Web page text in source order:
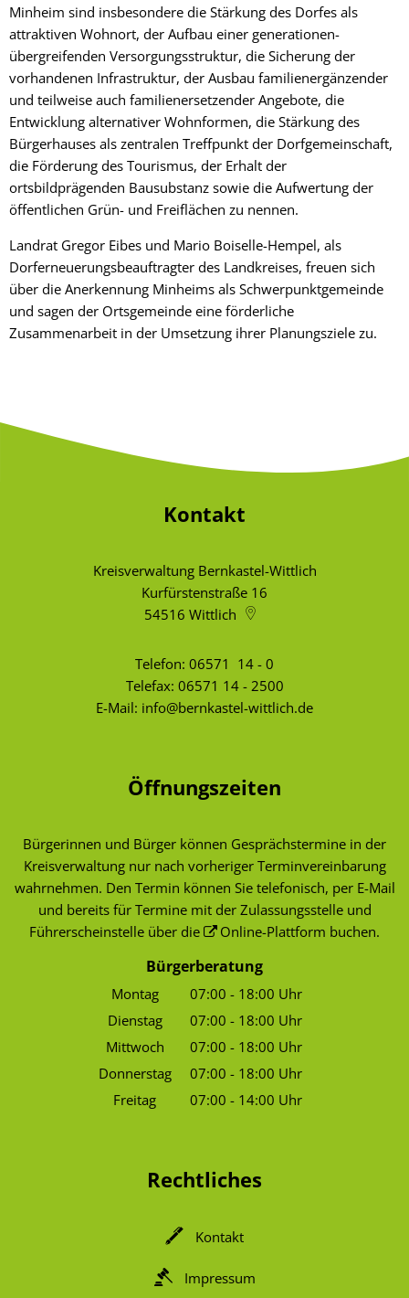
Minheim sind insbesondere die Stärkung des Dorfes als
attraktiven Wohnort, der Aufbau einer generationen-
übergreifenden Versorgungsstruktur, die Sicherung der
vorhandenen Infrastruktur, der Ausbau familienergänzender
und teilweise auch familienersetzender Angebote, die
Entwicklung alternativer Wohnformen, die Stärkung des
Bürgerhauses als zentralen Treffpunkt der Dorfgemeinschaft,
die Förderung des Tourismus, der Erhalt der
ortsbildprägenden Bausubstanz sowie die Aufwertung der
öffentlichen Grün- und Freiflächen zu nennen.
Landrat Gregor Eibes und Mario Boiselle-Hempel, als
Dorferneuerungsbeauftragter des Landkreises, freuen sich
über die Anerkennung Minheims als Schwerpunktgemeinde
und sagen der Ortsgemeinde eine förderliche
Zusammenarbeit in der Umsetzung ihrer Planungsziele zu.
Kontakt
Kreisverwaltung Bernkastel-Wittlich
Kurfürstenstraße 16
54516 Wittlich
Telefon: 06571 14 - 0
Telefax: 06571 14 - 2500
E-Mail: info@bernkastel-wittlich.de
Öffnungszeiten
Bürgerinnen und Bürger können Gesprächstermine in der
Kreisverwaltung nur nach vorheriger Terminvereinbarung
wahrnehmen. Den Termin können Sie telefonisch, per E-Mail
und bereits für Termine mit der Zulassungsstelle und
Führerscheinstelle über die
Online-Plattform buchen.
Bürgerberatung
Montag 07:00 - 18:00 Uhr
Von 07:00 bis 18:00 Uhr
Dienstag 07:00 - 18:00 Uhr
Von 07:00 bis 18:00 Uhr
Mittwoch 07:00 - 18:00 Uhr
Von 07:00 bis 18:00 Uhr
Donnerstag 07:00 - 18:00 Uhr
Von 07:00 bis 18:00 Uhr
Freitag 07:00 - 14:00 Uhr
Rechtliches
Kontakt
Impressum